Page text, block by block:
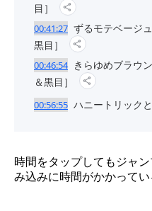
目］
00:41:27 ずるモテベージ
黒目］
00:46:54 きらゆめブラウ
＆黒目］
00:56:55 ハニートリック
時間をタップしてもジャ
み込みに時間がかかってい